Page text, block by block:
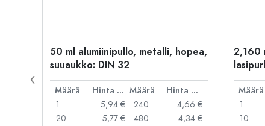
50 ml alumiinipullo, metalli, hopea,
suuaukko: DIN 32
Määrä Hinta per kpl Määrä
Hinta per kpl
1
5,94 €
20
5,77 €
240
4,66 €
480
4,34 €
2,160
Määrä
1
10